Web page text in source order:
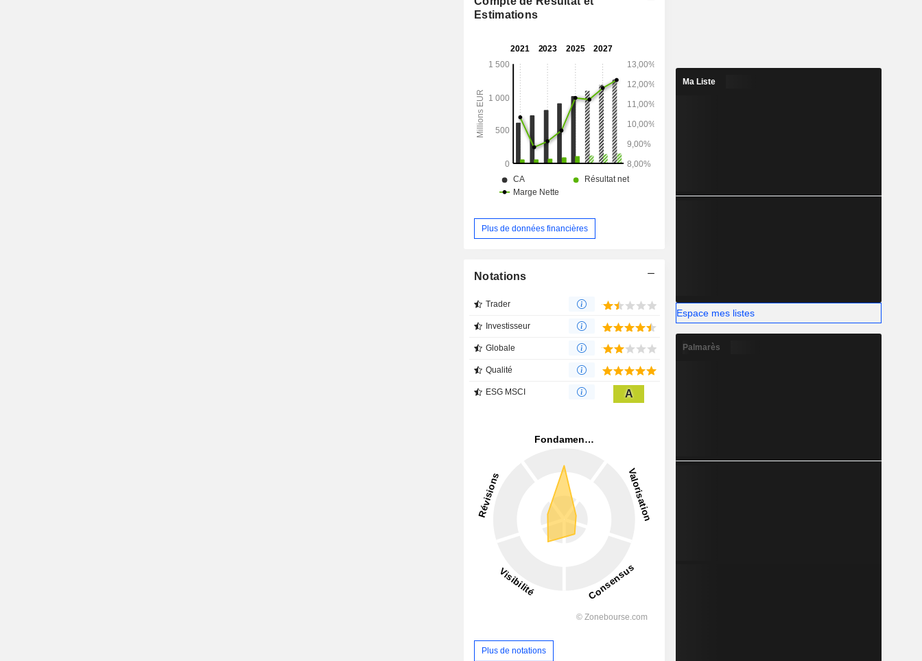
charges libres, des logiciels et du matériel
informatique, des steppers, des appareils
et des poids, des haltères et des barres destinés
à l'entraînement cardiovasculaire, au fitness en
groupe, à l'entraînement fonctionnel et de
résistance, ainsi qu'à la musculation, entre
autres.
Estimations
Plus de données financières
Notations
Trader
Investisseur
Globale
Qualité
ESG MSCI A
Plus de notations
Ma Liste
Espace mes listes
Palmarès